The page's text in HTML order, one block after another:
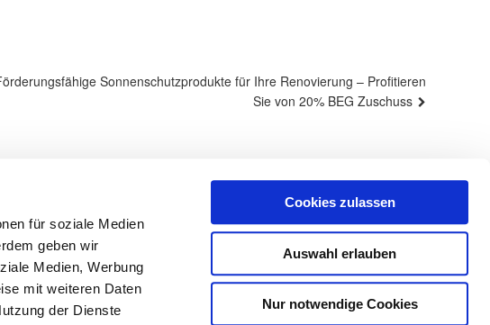
für soziale Medien
geben wir
Medien, Werbung
mit weiteren Daten
der Dienste
Cookies zulassen
Auswahl erlauben
Nur notwendige Cookies
Sonnenschutzprodukte für Ihre Renovierung – Profitieren
Sie von 20% BEG Zuschuss
Datenschutz
Sitemap